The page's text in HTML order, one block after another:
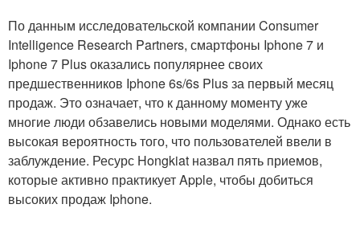
По данным исследовательской компании Consumer
Intelligence Research Partners, смартфоны Iphone 7 и
Iphone 7 Plus оказались популярнее своих
предшественников Iphone 6s/6s Plus за первый месяц
продаж. Это означает, что к данному моменту уже
многие люди обзавелись новыми моделями. Однако есть
высокая вероятность того, что пользователей ввели в
заблуждение. Ресурс Hongkiat назвал пять приемов,
которые активно практикует Apple, чтобы добиться
высоких продаж Iphone.